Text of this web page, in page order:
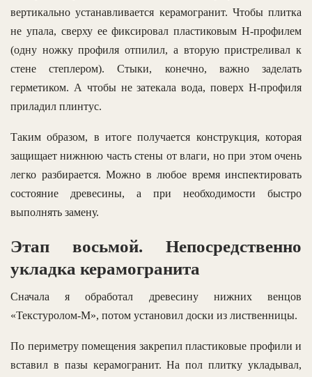
вертикально устанавливается керамогранит. Чтобы плитка
не упала, сверху ее фиксировал пластиковым H-профилем
(одну ножку профиля отпилил, а вторую пристреливал к
стене степлером). Стыки, конечно, важно заделать
герметиком. А чтобы не затекала вода, поверх H-профиля
приладил плинтус.
Таким образом, в итоге получается конструкция, которая
защищает нижнюю часть стены от влаги, но при этом очень
легко разбирается. Можно в любое время инспектировать
состояние древесины, а при необходимости быстро
выполнять замену.
Этап восьмой. Непосредственно
укладка керамогранита
Сначала я обработал древесину нижних венцов
«Текстуролом-М», потом установил доски из лиственницы.
По периметру помещения закрепил пластиковые профили и
вставил в пазы керамогранит. На пол плитку укладывал,